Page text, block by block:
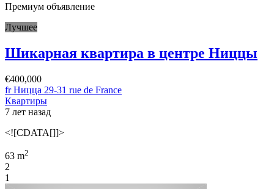
Премиум объявление
Лучшее
Шикарная квартира в центре Ниццы
€400,000
fr Ницца 29-31 rue de France
Квартиры
7 лет назад
<![CDATA[]]>
63 m2
2
1